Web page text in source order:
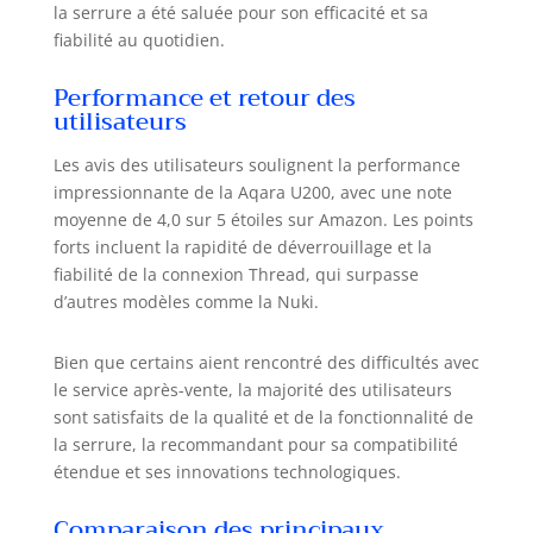
de -15°C à 66°C et le clavier est doté
d’un indice de protection IPX5 pour
AAA ne sont pas rechargeables et
une alimentation 12 V-24 V CA ou CC
de Déverrouillage Silencieux et
Verrouillage Automatique] La serrure
electronique U200 offre un mode de
déverrouillage silencieux qui vous
permet de déverrouiller la porte
doucement, réduisant efficacement
d'un paramètre autonome qui ne
nécessite pas de hub ni de routeur
de bordure Thread. De plus, grâce
au gyroscope intégré, l'U200 vous
avertira si la porte est laissée
automatiquement dès sa fermeture.
la serrure a été saluée pour son efficacité et sa
fiabilité au quotidien.
Performance et retour des
utilisateurs
Les avis des utilisateurs soulignent la performance
impressionnante de la Aqara U200, avec une note
moyenne de 4,0 sur 5 étoiles sur Amazon. Les points
forts incluent la rapidité de déverrouillage et la
fiabilité de la connexion Thread, qui surpasse
d’autres modèles comme la Nuki.
Bien que certains aient rencontré des difficultés avec
le service après-vente, la majorité des utilisateurs
sont satisfaits de la qualité et de la fonctionnalité de
la serrure, la recommandant pour sa compatibilité
étendue et ses innovations technologiques.